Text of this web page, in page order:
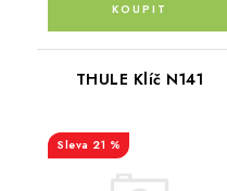
THULE Klíč N141
21 %